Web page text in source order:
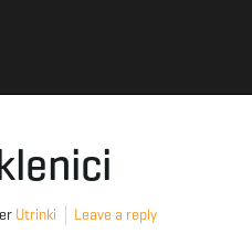
Utrinki Leave a reply